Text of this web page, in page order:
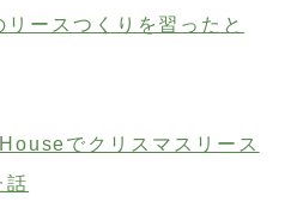
ースつくりを習ったと
でクリスマスリース
話